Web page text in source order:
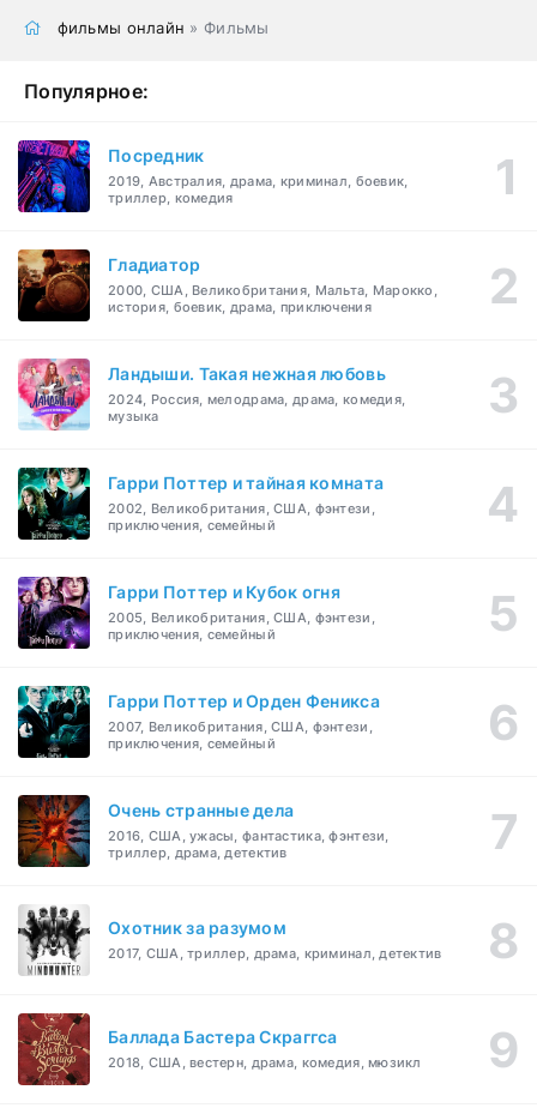
фильмы онлайн » Фильмы
Популярное:
Посредник
2019, Австралия, драма, криминал, боевик,
триллер, комедия
Гладиатор
2000, США, Великобритания, Мальта, Марокко,
история, боевик, драма, приключения
Ландыши. Такая нежная любовь
2024, Россия, мелодрама, драма, комедия,
музыка
Гарри Поттер и тайная комната
2002, Великобритания, США, фэнтези,
приключения, семейный
Гарри Поттер и Кубок огня
2005, Великобритания, США, фэнтези,
приключения, семейный
Гарри Поттер и Орден Феникса
2007, Великобритания, США, фэнтези,
приключения, семейный
Очень странные дела
2016, США, ужасы, фантастика, фэнтези,
триллер, драма, детектив
Охотник за разумом
2017, США, триллер, драма, криминал, детектив
Баллада Бастера Скраггса
2018, США, вестерн, драма, комедия, мюзикл